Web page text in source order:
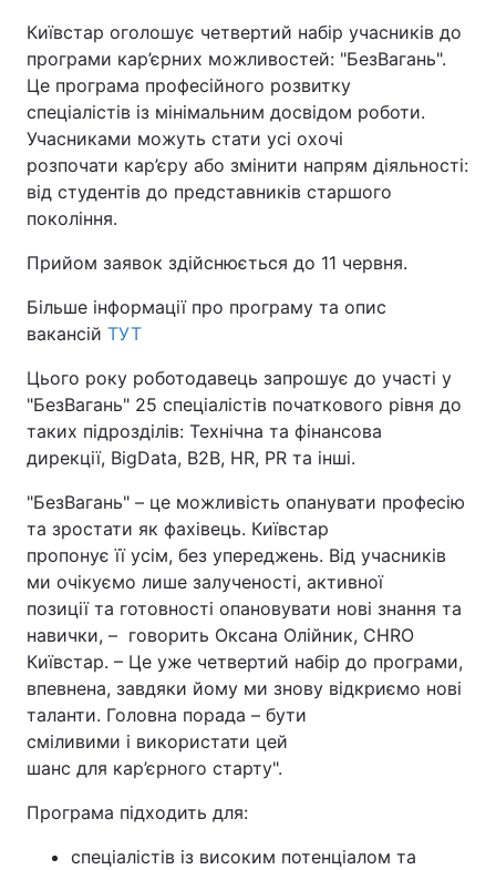
Київстар оголошує четвертий набір учасників до
програми кар’єрних можливостей: "БезВагань".
Це програма професійного розвитку
спеціалістів із мінімальним досвідом роботи.
Учасниками можуть стати усі охочі
розпочати кар’єру або змінити напрям діяльності:
від студентів до представників старшого
покоління.
Прийом заявок здійснюється до 11 червня.
Більше інформації про програму та опис
вакансій ТУТ
Цього року роботодавець запрошує до участі у
"БезВагань" 25 спеціалістів початкового рівня до
таких підрозділів: Технічна та фінансова
дирекції, BigData, B2B, HR, PR та інші.
"БезВагань" – це можливість опанувати професію
та зростати як фахівець. Київстар
пропонує її усім, без упереджень. Від учасників
ми очікуємо лише залученості, активної
позиції та готовності опановувати нові знання та
навички, – говорить Оксана Олійник, CHRO
Київстар. – Це уже четвертий набір до програми,
впевнена, завдяки йому ми знову відкриємо нові
таланти. Головна порада – бути
сміливими і використати цей
шанс для кар’єрного старту".
Програма підходить для:
спеціалістів із високим потенціалом та